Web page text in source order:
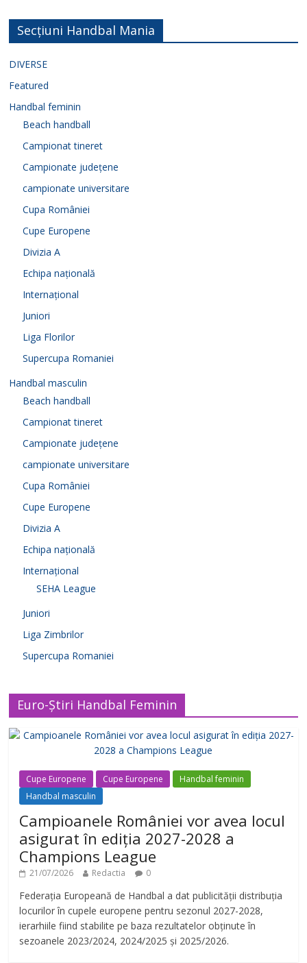
Secțiuni Handbal Mania
DIVERSE
Featured
Handbal feminin
Beach handball
Campionat tineret
Campionate județene
campionate universitare
Cupa României
Cupe Europene
Divizia A
Echipa națională
Internațional
Juniori
Liga Florilor
Supercupa Romaniei
Handbal masculin
Beach handball
Campionat tineret
Campionate județene
campionate universitare
Cupa României
Cupe Europene
Divizia A
Echipa națională
Internațional
SEHA League
Juniori
Liga Zimbrilor
Supercupa Romaniei
Euro-Știri Handbal Feminin
Cupe Europene Cupe Europene
Handbal feminin
Handbal masculin
Campioanele României vor avea locul
asigurat în ediția 2027-2028 a
Champions League
21/07/2026 Redactia 0
Federația Europeană de Handbal a dat publicității distribuția
locurilor în cupele europene pentru sezonul 2027-2028,
ierarhiile fiind stabilite pe baza rezultatelor obținute în
sezoanele 2023/2024, 2024/2025 și 2025/2026.